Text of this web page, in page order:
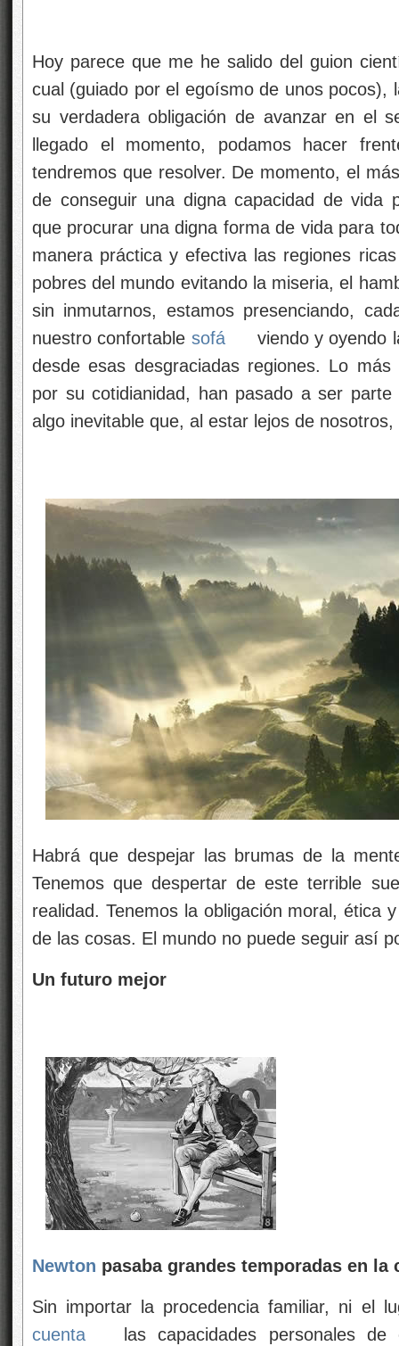
Hoy parece que me he salido del guion
cual (guiado por el egoísmo de unos pocos),
su verdadera obligación de avanzar en el
llegado el momento, podamos hacer
tendremos que resolver. De momento, el
de conseguir una digna capacidad de vida
que procurar una digna forma de vida para
manera práctica y efectiva las regiones
pobres del mundo evitando la miseria, el
sin inmutarnos, estamos presenciando,
nuestro confortable sofá
viendo y oyendo
desde esas desgraciadas regiones. Lo
por su cotidianidad, han pasado a ser
algo inevitable que, al estar lejos de
Habrá que despejar las brumas de la
Tenemos que despertar de este terrible
realidad. Tenemos la obligación moral, ética
de las cosas. El mundo no puede seguir así
Un futuro mejor
Newton pasaba grandes temporadas en la
Sin importar la procedencia familiar, ni el
cuenta
las capacidades personales